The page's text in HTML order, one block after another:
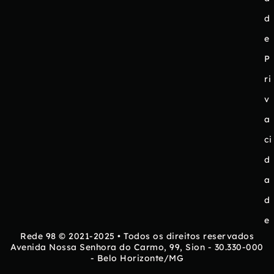
d
e
P
ri
v
a
ci
d
a
d
e
Rede 98 © 2021-2025 • Todos os direitos reservados
Avenida Nossa Senhora do Carmo, 99, Sion - 30.330-000
- Belo Horizonte/MG